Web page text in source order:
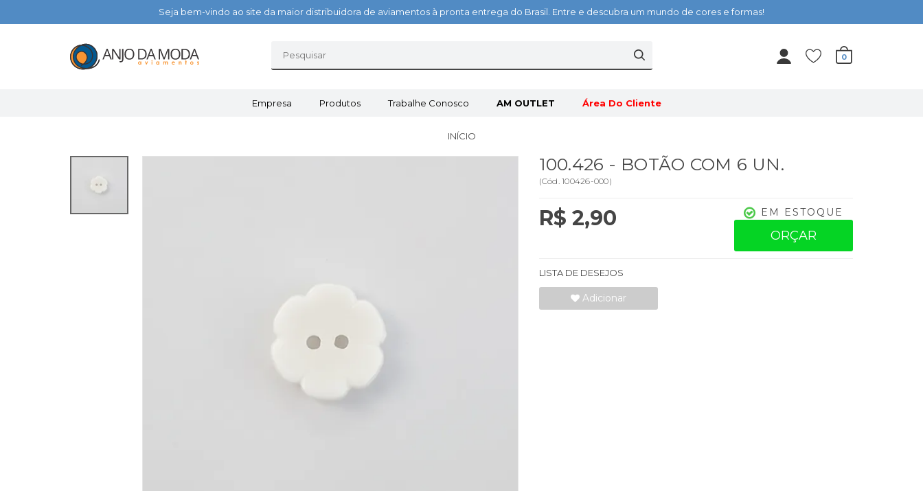
Seja bem-vindo ao site da maior distribuidora de aviamentos à pronta entrega do Brasil. Entre e descubra um mundo de cores e formas!
0
Empresa Produtos Trabalhe Conosco AM OUTLET Área Do Cliente
INÍCIO
100.426 - BOTÃO COM 6 UN.
(Cód. 100426-000)
R$ 2,90 EM ESTOQUE
ORÇAR
LISTA DE DESEJOS
Adicionar